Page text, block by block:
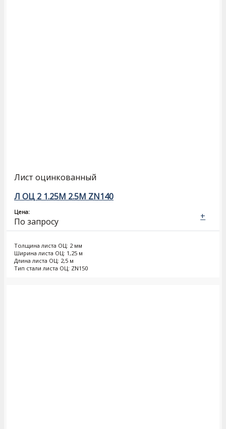
Лист оцинкованный
Л ОЦ 2 1.25М 2.5М ZN140
Цена:
По запросу
Толщина листа ОЦ: 2 мм
Ширина листа ОЦ: 1,25 м
Длина листа ОЦ: 2,5 м
Тип стали листа ОЦ: ZN150
+